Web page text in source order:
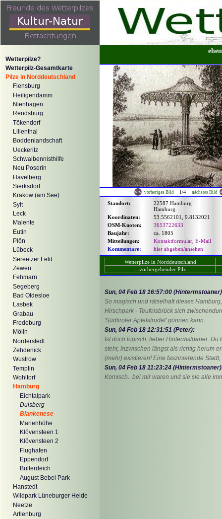
Wetterpilze?
Wetterpilz-Gesamtkarte
Pilze in Norddeutschland
Flensburg
Heiligendamm
Nienhagen
Rendsburg
Tökendorf
Lilienthal
Boddenlandschaft
Ueckeritz
Schwalbennisthilfe
Neu Poserin
Havelberg
Sierksdorf
Krakow (am See)
Sylt
Leck
Malente
Eutin
Plön
Lübeck
Sereetzer Feld
Zewen
Fehmarn
Segeberg
Bad Oldesloe
Lasbek
Grabau
Fredeburg
Mölln
Norderstedt
Zehdenick
Wustrow
Templin
Wohltorf
Hamburg
Eichtalpark
Dulsberg
Blankenese
Marienhöhe
Klövensteen 1
Klövensteen 2
Flughafen
Eppendorf
Bullerdeich
August Bebel Park
Hanstedt
Wildpark Lüneburger Heide
Neetze
Artlenburg
vorheriges Bild 1/4 nächstes Bild
Standort:
22587 Hamburg
Hamburg
Koordinaten:
53.5562101, 9.8132021
OSM-Knoten:
3653722633
Baujahr:
ca. 1805
Mitteilungen:
Kontaktformular E-Mail
Kommentare:
hier abgeben/ansehen
Wetterpilze in Norddeutschland
...vorhergehender Pilz
Sun, 04 Feb 18 16:57:00 (Hintermstoaner)
So magisch und rätselhaft dieses
Hirschpark - Teufelsbrück sich
'Südtiroler Apfelstrudel' gönnen kann..
Sun, 04 Feb 18 12:31:51 (Peter):
Ist doch logisch, lieber Hintermstoaner: Du
steht, inzwischen längst als richtig herum
(mehr) existieren! Eine faszinierende
Sun, 04 Feb 18 11:23:24 (Hintermstoaner)
Komisch.. bei mir waren und sie sie alle